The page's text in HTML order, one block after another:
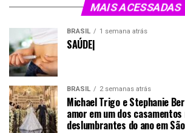
MAIS ACESSADAS
BRASIL 1 semana atrás
SAÚDE|
BRASIL 2 semanas atrás
Michael Trigo e Stephanie
amor em um dos casamentos
deslumbrantes do ano em